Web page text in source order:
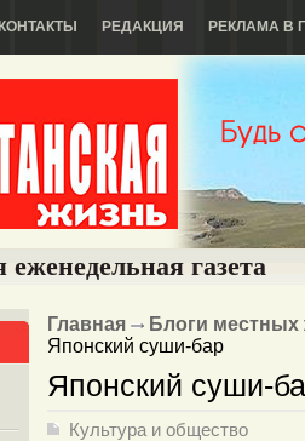
КОНТАКТЫ РЕДАКЦИЯ РЕКЛАМА В
газета
Главная
Блоги местных
Японский суши-бар
Японский суши-
Культура и общество